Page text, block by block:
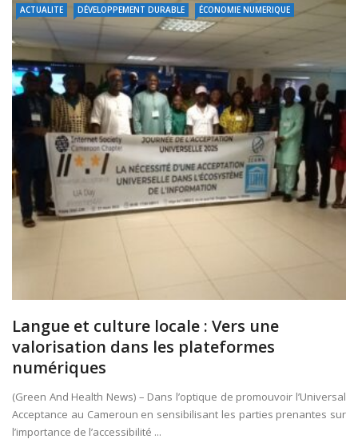
ACTUALITE DÉVELOPPEMENT DURABLE ÉCONOMIE NUMERIQUE
Langue et culture locale : Vers une
valorisation dans les plateformes
numériques
(Green And Health News) – Dans l’optique de promouvoir l’Universal
Acceptance au Cameroun en sensibilisant les parties prenantes sur
l’importance de l’accessibilité ...